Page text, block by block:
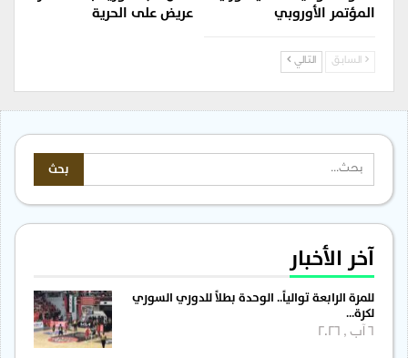
المؤتمر الأوروبي
عريض على الحرية
السابق التالي
آخر الأخبار
للمرة الرابعة توالياً.. الوحدة بطلاً للدوري السوري
لكرة…